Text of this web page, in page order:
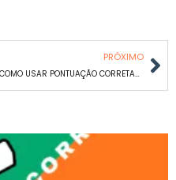
PRÓXIMO
COMO USAR PONTUAÇÃO CORRETAMENTE EM REDAÇÕES